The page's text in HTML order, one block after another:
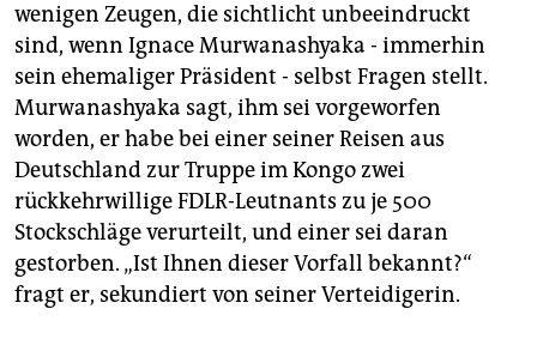
wenigen Zeugen, die sichtlicht unbeeindruckt
sind, wenn Ignace Murwanashyaka - immerhin
sein ehemaliger Präsident - selbst Fragen stellt.
Murwanashyaka sagt, ihm sei vorgeworfen
worden, er habe bei einer seiner Reisen aus
Deutschland zur Truppe im Kongo zwei
rückkehrwillige FDLR-Leutnants zu je 500
Stockschläge verurteilt, und einer sei daran
gestorben. „Ist Ihnen dieser Vorfall bekannt?“
fragt er, sekundiert von seiner Verteidigerin.